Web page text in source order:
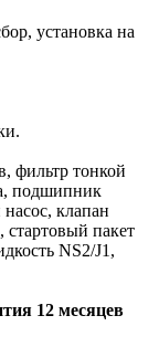
установка на
фильтр тонкой
подшипник
клапан
стартовый пакет
NS2/J1,
12 месяцев